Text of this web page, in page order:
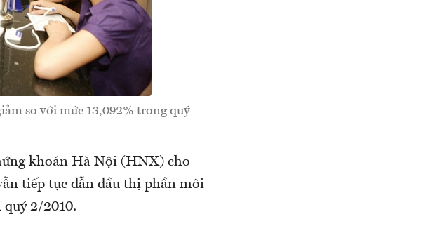
so với mức 13,092% trong quý
khoán Hà Nội (HNX) cho
tiếp tục dẫn đầu thị phần môi
quý 2/2010.